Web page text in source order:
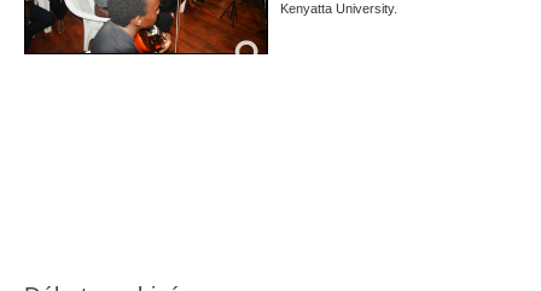
Kenyatta University.